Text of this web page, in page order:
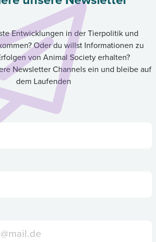
Entwicklungen in der Tierpolitik und
Oder du willst Informationen zu
von Animal Society erhalten?
Newsletter Channels ein und bleibe auf
dem Laufenden